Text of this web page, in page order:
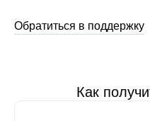
Обратиться в поддержку
Как